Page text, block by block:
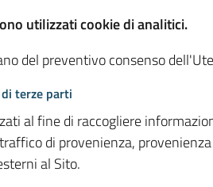
utilizzati cookie di analitici.
del preventivo consenso
terze parti
al fine di raccogliere
di provenienza,
al Sito.